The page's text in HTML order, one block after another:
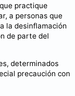
practique
a personas que
la desinflamación
de parte del
determinados
precaución con